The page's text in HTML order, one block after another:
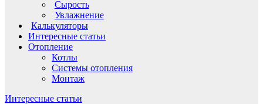
Сырость
Увлажнение
Калькуляторы
Интересные статьи
Отопление
Котлы
Системы отопления
Монтаж
Интересные статьи